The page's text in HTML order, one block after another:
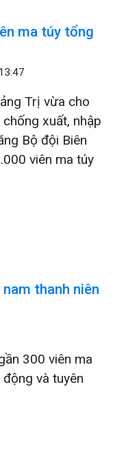
ma túy tổng
Trị vừa cho
xuất, nhập
Bộ đội Biên
viên ma túy
thanh niên
300 viên ma
và tuyên